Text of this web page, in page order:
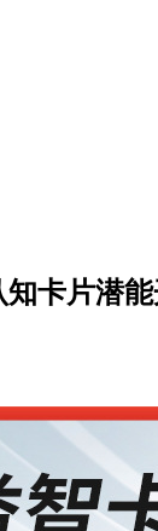
卡片潜